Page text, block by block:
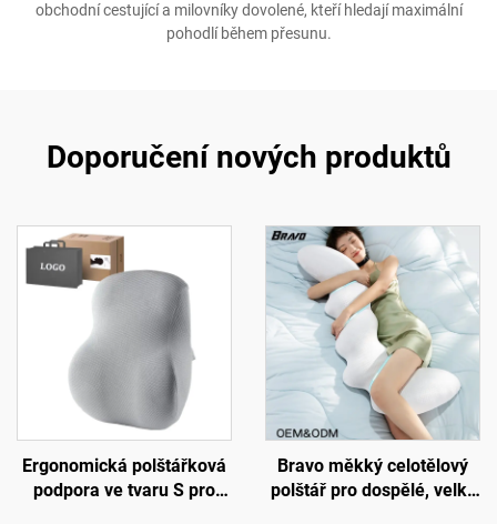
obchodní cestující a milovníky dovolené, kteří hledají maximální
pohodlí během přesunu.
Doporučení nových produktů
Ergonomická polštářková
podpora ve tvaru S pro
Bravo měkký celotělový
polštář pro dospělé, velký